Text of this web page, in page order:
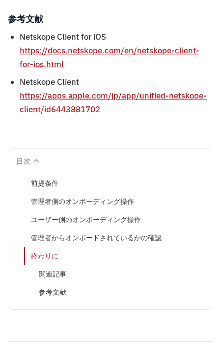
参考文献
Netskope Client for iOS
https://docs.netskope.com/en/netskope-client-
for-ios.html
Netskope Client
https://apps.apple.com/jp/app/unified-netskope-
client/id6443881702
目次
前提条件
管理者側のオンボーディング操作
ユーザー側のオンボーディング操作
管理者からオンボードされているかの確認
終わりに
関連記事
参考文献